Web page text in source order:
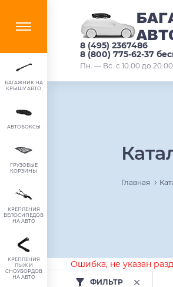
8 (495) 2367486
8 (800) 775-62-37
Пн. — Вс. с 10.00 до 20.00
БАГАЖНИК НА
КРЫШУ АВТО
АВТОБОКСЫ
ГРУЗОВЫЕ
КОРЗИНЫ
КРЕПЛЕНИЯ
ВЕЛОСИПЕДОВ
НА АВТО
КРЕПЛЕНИЯ
ЛЫЖ И
СНОУБОРДОВ
НА АВТО
Главная
Ошибка, не указан
ФИЛЬТР